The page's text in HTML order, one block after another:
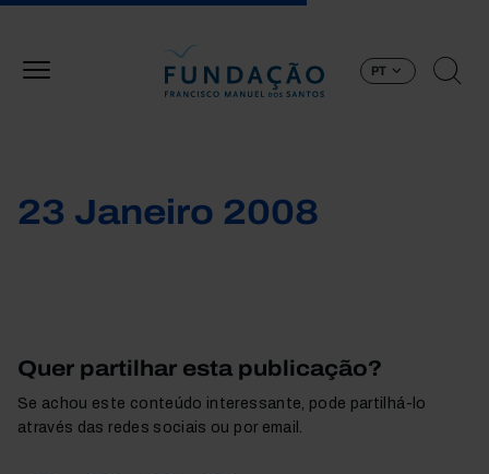
PT
23 Janeiro 2008
Quer partilhar esta publicação?
Se achou este conteúdo interessante, pode partilhá-lo
através das redes sociais ou por email.